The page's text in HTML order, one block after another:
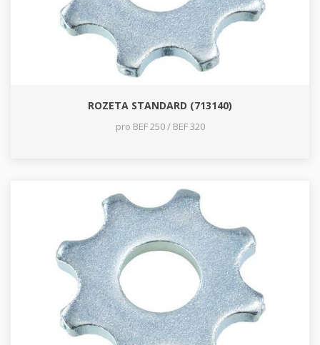
ROZETA STANDARD (713140)
pro BEF 250 / BEF 320